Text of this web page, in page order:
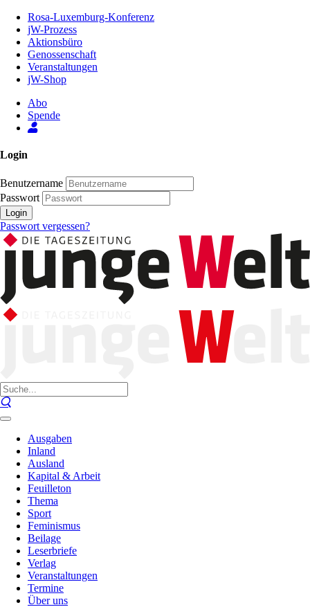
Inhalt
Seite
Rosa-Luxemburg-Konferenz
jW-Prozess
Aktionsbüro
Genossenschaft
Veranstaltungen
jW-Shop
Abo
Spende
Login
Benutzername
Passwort
Login
Passwort vergessen?
Ausgaben
Inland
Ausland
Kapital & Arbeit
Feuilleton
Thema
Sport
Feminismus
Beilage
Leserbriefe
Verlag
Veranstaltungen
Termine
Über uns